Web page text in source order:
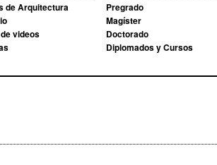
de Arquitectura
videos
Pregrado
Magíster
Doctorado
Diplomados y Cursos